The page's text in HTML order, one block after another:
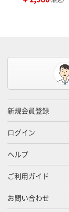
新規会員登録
ログイン
ヘルプ
ご利用ガイド
お問い合わせ